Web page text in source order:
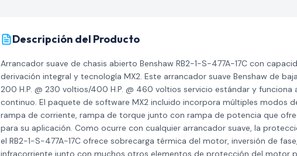
Descripción del Producto
Arrancador suave de chasis abierto Benshaw RB2-1-S-477A-17C con
derivación integral y tecnología MX2. Este arrancador suave Benshaw de
200 H.P. @ 230 voltios/400 H.P. @ 460 voltios servicio estándar y funciona
continuo. El paquete de software MX2 incluido incorpora múltiples modos
rampa de corriente, rampa de torque junto con rampa de potencia que
para su aplicación. Como ocurre con cualquier arrancador suave, la
el RB2-1-S-477A-17C ofrece sobrecarga térmica del motor, inversión de
infracorriente junto con muchos otros elementos de protección del motor